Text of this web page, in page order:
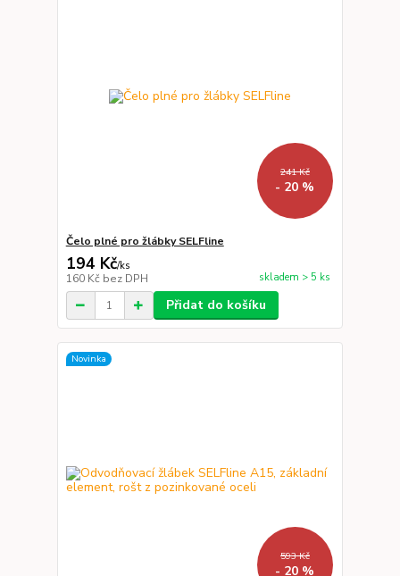
241 Kč
- 20 %
Čelo plné pro žlábky SELFline
194 Kč/ks
160 Kč bez DPH skladem > 5 ks
Přidat do košíku
Novinka
593 Kč
- 20 %